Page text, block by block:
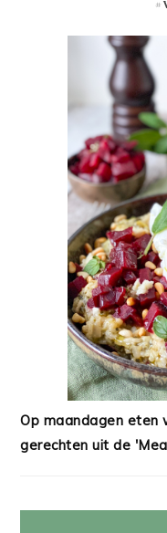
Op maandagen eten
gerechten uit de